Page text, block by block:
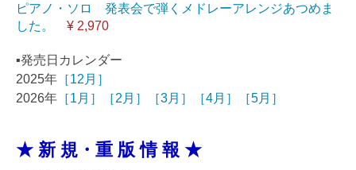
ピアノ・ソロ 発表会で弾くメドレーアレンジあつめま
した。
¥ 2,970
▪️発売日カレンダー
2025年 ［12月］
2026年 ［1月］ ［2月］ ［3月］ ［4月］ ［5月］
★ 新 規・重 版 情 報 ★